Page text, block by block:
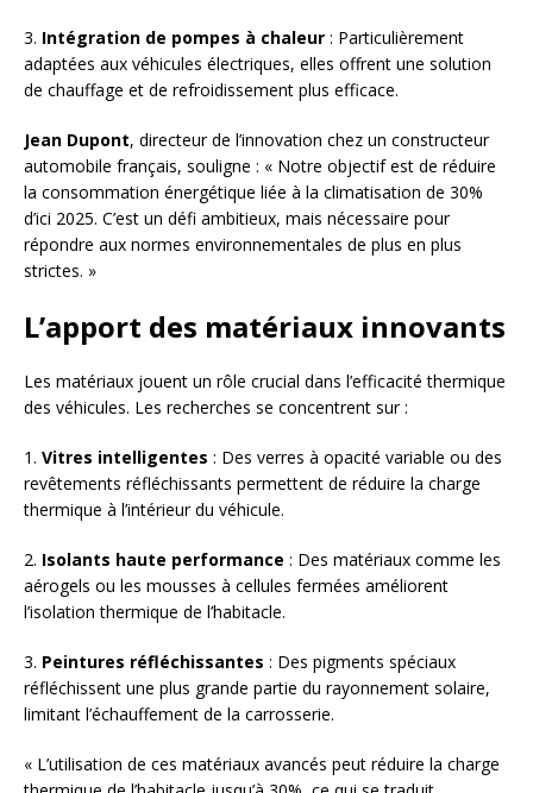
3. Intégration de pompes à chaleur : Particulièrement
adaptées aux véhicules électriques, elles offrent une solution
de chauffage et de refroidissement plus efficace.
Jean Dupont, directeur de l’innovation chez un constructeur
automobile français, souligne : « Notre objectif est de réduire
la consommation énergétique liée à la climatisation de 30%
d’ici 2025. C’est un défi ambitieux, mais nécessaire pour
répondre aux normes environnementales de plus en plus
strictes. »
L’apport des matériaux innovants
Les matériaux jouent un rôle crucial dans l’efficacité thermique
des véhicules. Les recherches se concentrent sur :
1. Vitres intelligentes : Des verres à opacité variable ou des
revêtements réfléchissants permettent de réduire la charge
thermique à l’intérieur du véhicule.
2. Isolants haute performance : Des matériaux comme les
aérogels ou les mousses à cellules fermées améliorent
l’isolation thermique de l’habitacle.
3. Peintures réfléchissantes : Des pigments spéciaux
réfléchissent une plus grande partie du rayonnement solaire,
limitant l’échauffement de la carrosserie.
« L’utilisation de ces matériaux avancés peut réduire la charge